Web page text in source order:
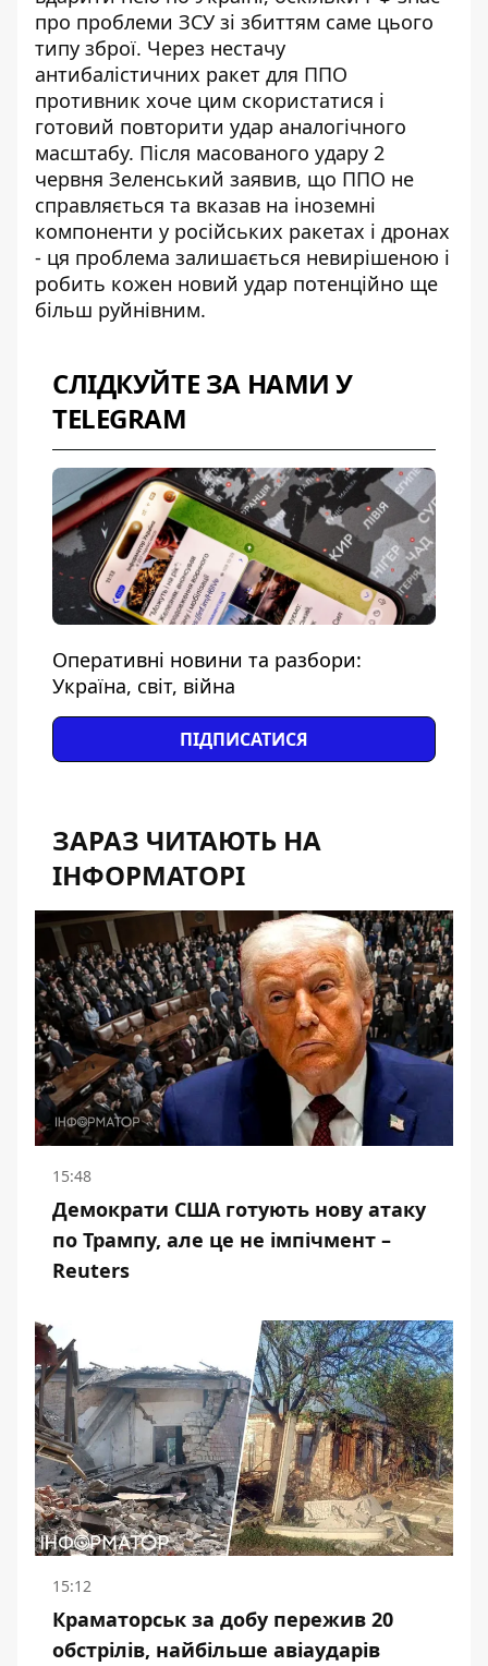
про проблеми ЗСУ зі збиттям саме цього
типу зброї. Через нестачу
антибалістичних ракет для ППО
противник хоче цим скористатися і
готовий повторити удар аналогічного
масштабу. Після масованого удару 2
червня Зеленський заявив, що ППО не
справляється та вказав на іноземні
компоненти у російських ракетах і дронах
- ця проблема залишається невирішеною і
робить кожен новий удар потенційно ще
більш руйнівним.
СЛІДКУЙТЕ ЗА НАМИ У
TELEGRAM
Оперативні новини та разбори:
Україна, світ, війна
ПІДПИСАТИСЯ
ЗАРАЗ ЧИТАЮТЬ НА
ІНФОРМАТОРІ
15:48
Демократи США готують нову атаку
по Трампу, але це не імпічмент –
Reuters
15:12
Краматорськ за добу пережив 20
обстрілів, найбільше авіаударів